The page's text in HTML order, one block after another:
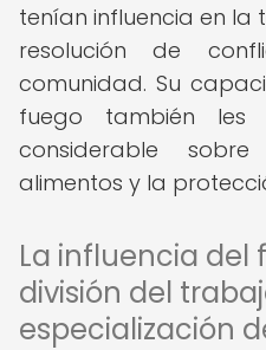
tenían influencia en la
resolución de
comunidad. Su
fuego también
considerable
alimentos y la
La influencia del
división del
especialización